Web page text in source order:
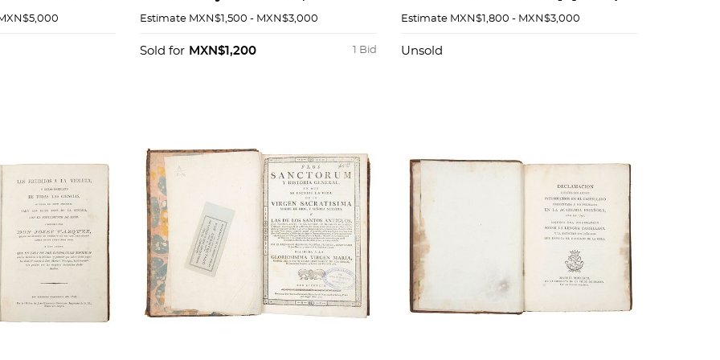
1837.
Francisco. Prehistoria de
Estimate MXN$1,500 - MXN$3,000
1 Bid
Sold for MXN$1,200
de la Puebla de los Angeles.
Estimate MXN$1,800 - MXN$3,000
Unsold